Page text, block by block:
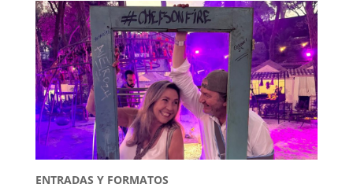
ENTRADAS Y FORMATOS